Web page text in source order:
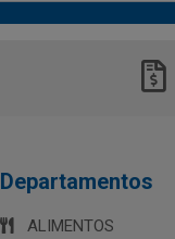
Departamentos
ALIMENTOS